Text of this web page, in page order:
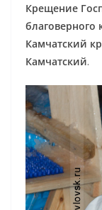
Крещение
благоверного
Камчатский
Камчатский.